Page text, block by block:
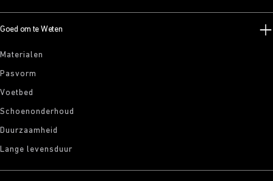
Goed om te Weten
Materialen
Pasvorm
Voetbed
Schoenonderhoud
Duurzaamheid
Lange levensduur